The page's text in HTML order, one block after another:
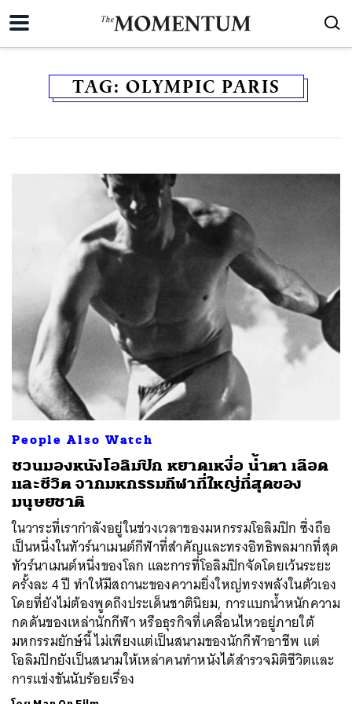
TAG: OLYMPIC PARIS
People Also Watch
ชวนมองหนังโอลิมปิก หยาดเหงื่อ น้ำตา เลือด
และชีวิต จากมหกรรมกีฬาที่ใหญ่ที่สุดของ
มนุษยชาติ
ในวาระที่เรากำลังอยู่ในช่วงเวลาของมหกรรมโอลิมปิก ซึ่งถือ
เป็นหนึ่งในทัวร์นาเมนต์กีฬาที่สำคัญและทรงอิทธิพลมากที่สุด
ทัวร์นาเมนต์หนึ่งของโลก และการที่โอลิมปิกจัดโดยเว้นระยะ
ครั้งละ 4 ปี ทำให้มีสถานะของความยิ่งใหญ่ทรงพลังในตัวเอง
โดยที่ยังไม่ต้องพูดถึงประเด็นชาตินิยม, การแบกน้ำหนักความ
กดดันของเหล่านักกีฬา หรือธุรกิจที่เคลื่อนไหวอยู่ภายใต้
มหกรรมยักษ์นี้ ไม่เพียงแต่เป็นสนามของนักกีฬาอาชีพ แต่
โอลิมปิกยังเป็นสนามให้เหล่าคนทำหนังได้สำรวจมิติชีวิตและ
การแข่งขันนับร้อยเรื่อง
ค้นหา
SHARE TWEET LINE EMAIL